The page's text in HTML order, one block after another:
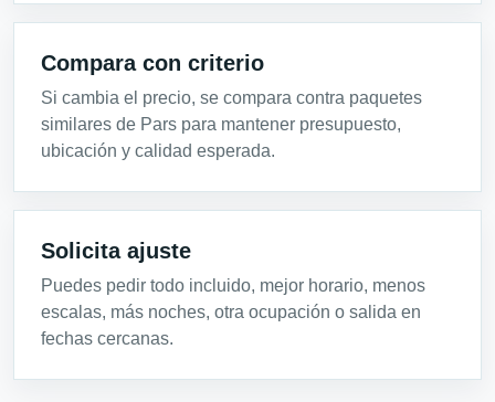
Compara con criterio
Si cambia el precio, se compara contra paquetes
similares de Pars para mantener presupuesto,
ubicación y calidad esperada.
Solicita ajuste
Puedes pedir todo incluido, mejor horario, menos
escalas, más noches, otra ocupación o salida en
fechas cercanas.